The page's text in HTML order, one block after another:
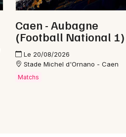
Caen - Aubagne
(Football National 1)
Le 20/08/2026
Stade Michel d'Ornano - Caen
Matchs